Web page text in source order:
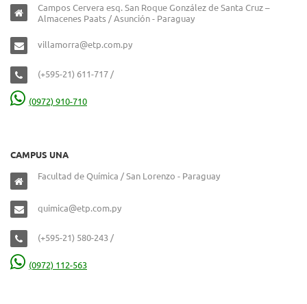
Campos Cervera esq. San Roque González de Santa Cruz –
Almacenes Paats / Asunción - Paraguay
villamorra@etp.com.py
(+595-21) 611-717 /
(0972) 910-710
CAMPUS UNA
Facultad de Química / San Lorenzo - Paraguay
quimica@etp.com.py
(+595-21) 580-243 /
(0972) 112-563